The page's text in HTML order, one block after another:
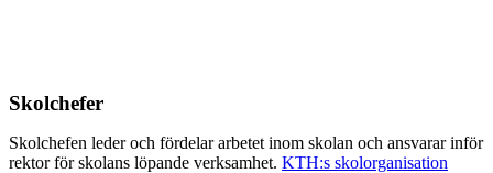
Skolchefer
Skolchefen leder och fördelar arbetet inom skolan och ansvarar inför
rektor för skolans löpande verksamhet. KTH:s skolorganisation